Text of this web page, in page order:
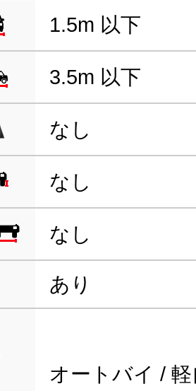
1.5m 以下
3.5m 以下
なし
なし
なし
あり
オートバイ /